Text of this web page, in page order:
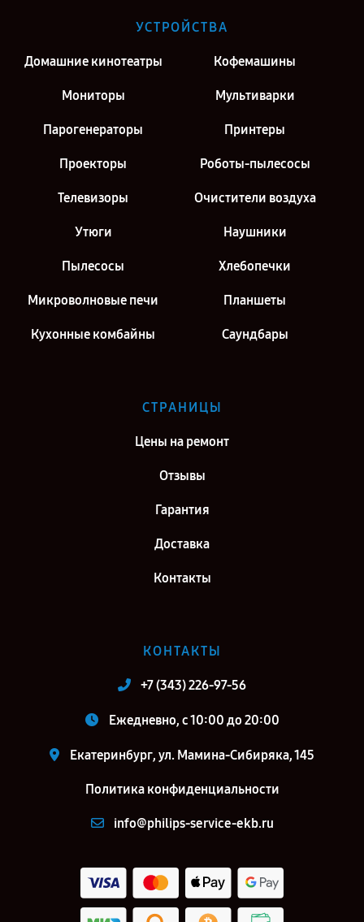
Ремонт очистителя воздуха Philips AC2887/10 в г. Санкт-Петербург
УСТРОЙСТВА
Домашние кинотеатры Кофемашины
Мониторы Мультиварки
Парогенераторы Принтеры
Проекторы Роботы-пылесосы
Телевизоры Очистители воздуха
Утюги Наушники
Пылесосы Хлебопечки
Микроволновые печи Планшеты
Кухонные комбайны Саундбары
СТРАНИЦЫ
Цены на ремонт
Отзывы
Гарантия
Доставка
Контакты
КОНТАКТЫ
+7 (343) 226-97-56
Ежедневно, с 10:00 до 20:00
Екатеринбург, ул. Мамина-Сибиряка, 145
Политика конфиденциальности
info@philips-service-ekb.ru